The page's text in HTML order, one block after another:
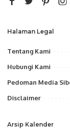
Halaman Legal
Tentang Kami
Hubungi Kami
Pedoman Media
Disclaimer
Arsip Kalender